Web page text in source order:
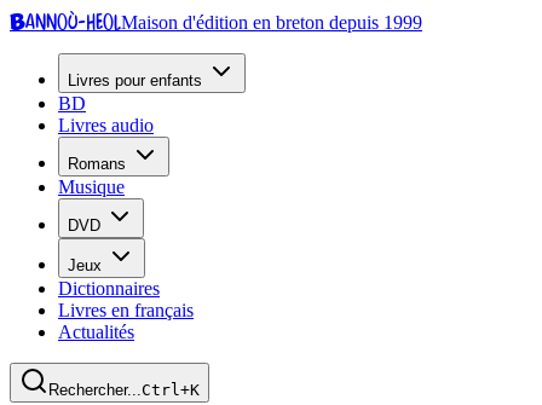
Bannoù-heolMaison d'édition en breton depuis 1999
Livres pour enfants
BD
Livres audio
Romans
Musique
DVD
Jeux
Dictionnaires
Livres en français
Actualités
Rechercher...Ctrl+K